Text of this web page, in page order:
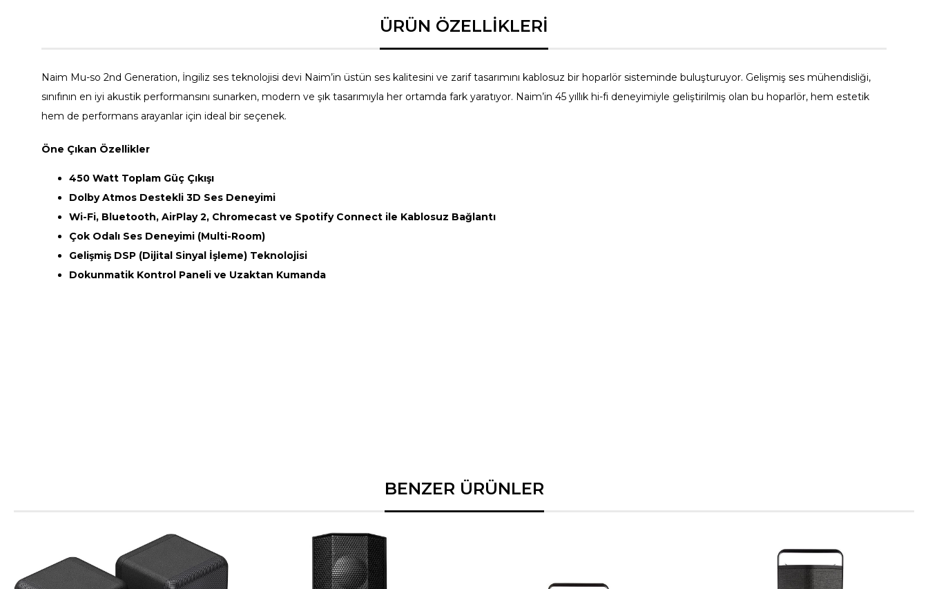
Naim Mu-so 2nd Generation, İngiliz ses teknolojisi devi Naim’in üstün ses kalitesini ve zarif tasarımını kablosuz bir hoparlör sisteminde buluşturuyor. Gelişmiş ses mühendisliği,
sınıfının en iyi akustik performansını sunarken, modern ve şık tasarımıyla her ortamda fark yaratıyor. Naim’in 45 yıllık hi-fi deneyimiyle geliştirilmiş olan bu hoparlör, hem estetik
hem de performans arayanlar için ideal bir seçenek.
Öne Çıkan Özellikler
450 Watt Toplam Güç Çıkışı
Dolby Atmos Destekli 3D Ses Deneyimi
Wi-Fi, Bluetooth, AirPlay 2, Chromecast ve Spotify Connect ile Kablosuz Bağlantı
Çok Odalı Ses Deneyimi (Multi-Room)
Gelişmiş DSP (Dijital Sinyal İşleme) Teknolojisi
Dokunmatik Kontrol Paneli ve Uzaktan Kumanda
BENZER ÜRÜNLER